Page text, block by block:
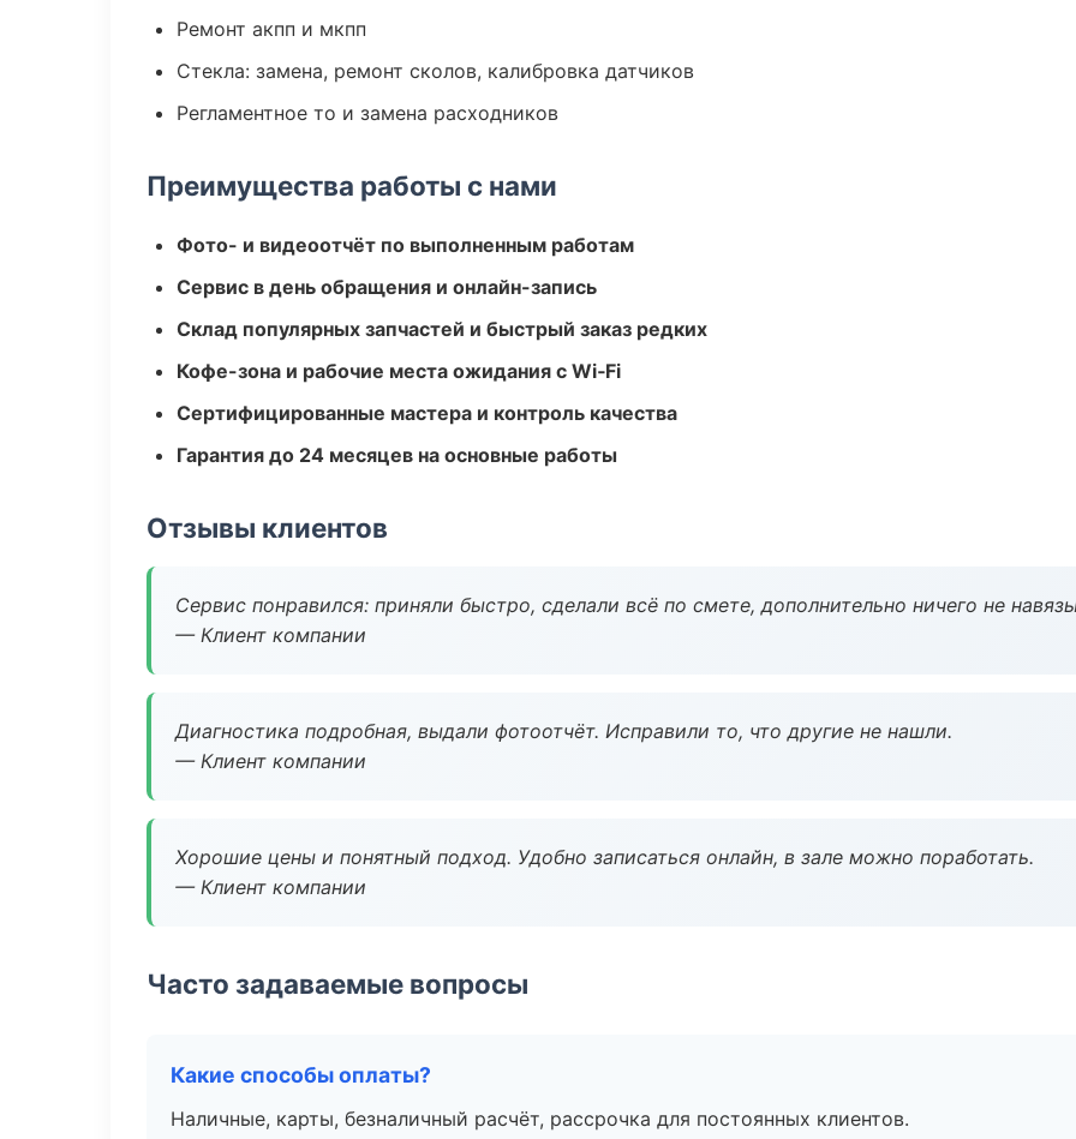
Ремонт акпп и мкпп
Стекла: замена, ремонт сколов, калибровка датчиков
Регламентное то и замена расходников
Преимущества работы с нами
Фото- и видеоотчёт по выполненным работам
Сервис в день обращения и онлайн-запись
Склад популярных запчастей и быстрый заказ редких
Кофе-зона и рабочие места ожидания с Wi‑Fi
Сертифицированные мастера и контроль качества
Гарантия до 24 месяцев на основные работы
Отзывы клиентов
Сервис понравился: приняли быстро, сделали всё по смете, дополнительно ничего не
— Клиент компании
Диагностика подробная, выдали фотоотчёт. Исправили то, что другие не нашли.
— Клиент компании
Хорошие цены и понятный подход. Удобно записаться онлайн, в зале можно поработать.
— Клиент компании
Часто задаваемые вопросы
Какие способы оплаты?
Наличные, карты, безналичный расчёт, рассрочка для постоянных клиентов.